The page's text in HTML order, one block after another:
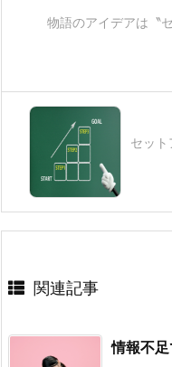
物語のアイデアは〝
セッ
関連記事
情報不